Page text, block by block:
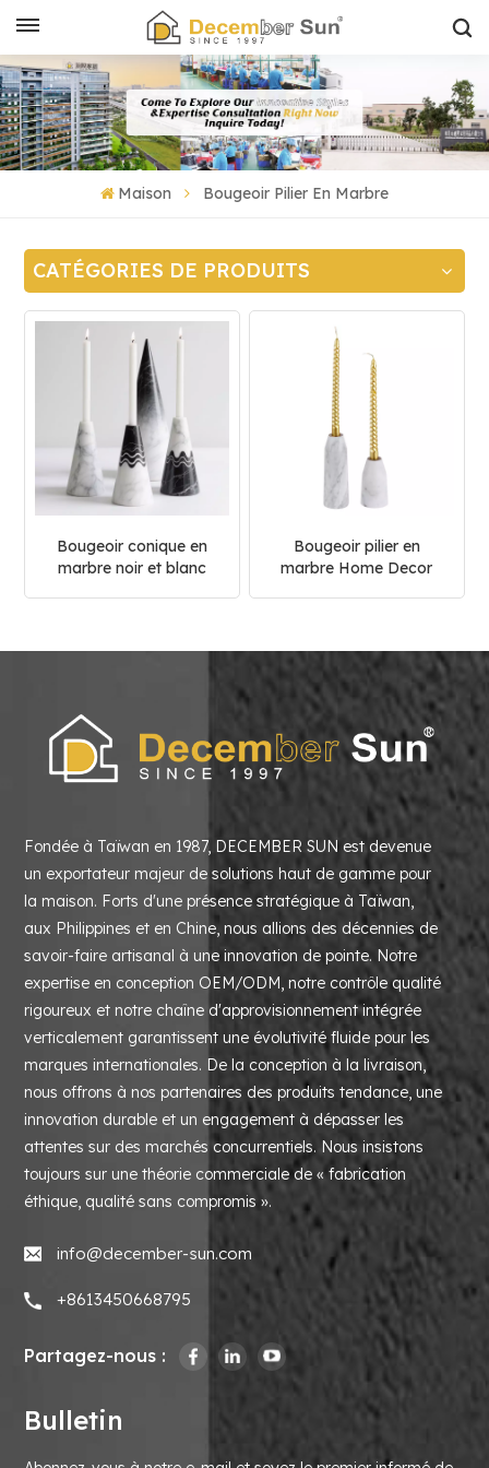
Maison Bougeoir Pilier En Marbre
CATÉGORIES DE PRODUITS
Bougeoir conique en
marbre noir et blanc
Bougeoir pilier en
marbre Home Decor
Fondée à Taïwan en 1987, DECEMBER SUN est devenue
un exportateur majeur de solutions haut de gamme pour
la maison. Forts d'une présence stratégique à Taïwan,
aux Philippines et en Chine, nous allions des décennies de
savoir-faire artisanal à une innovation de pointe. Notre
expertise en conception OEM/ODM, notre contrôle qualité
rigoureux et notre chaîne d'approvisionnement intégrée
verticalement garantissent une évolutivité fluide pour les
marques internationales. De la conception à la livraison,
nous offrons à nos partenaires des produits tendance, une
innovation durable et un engagement à dépasser les
attentes sur des marchés concurrentiels. Nous insistons
toujours sur une théorie commerciale de « fabrication
éthique, qualité sans compromis ».
info@december-sun.com
+8613450668795
Partagez-nous :
Bulletin